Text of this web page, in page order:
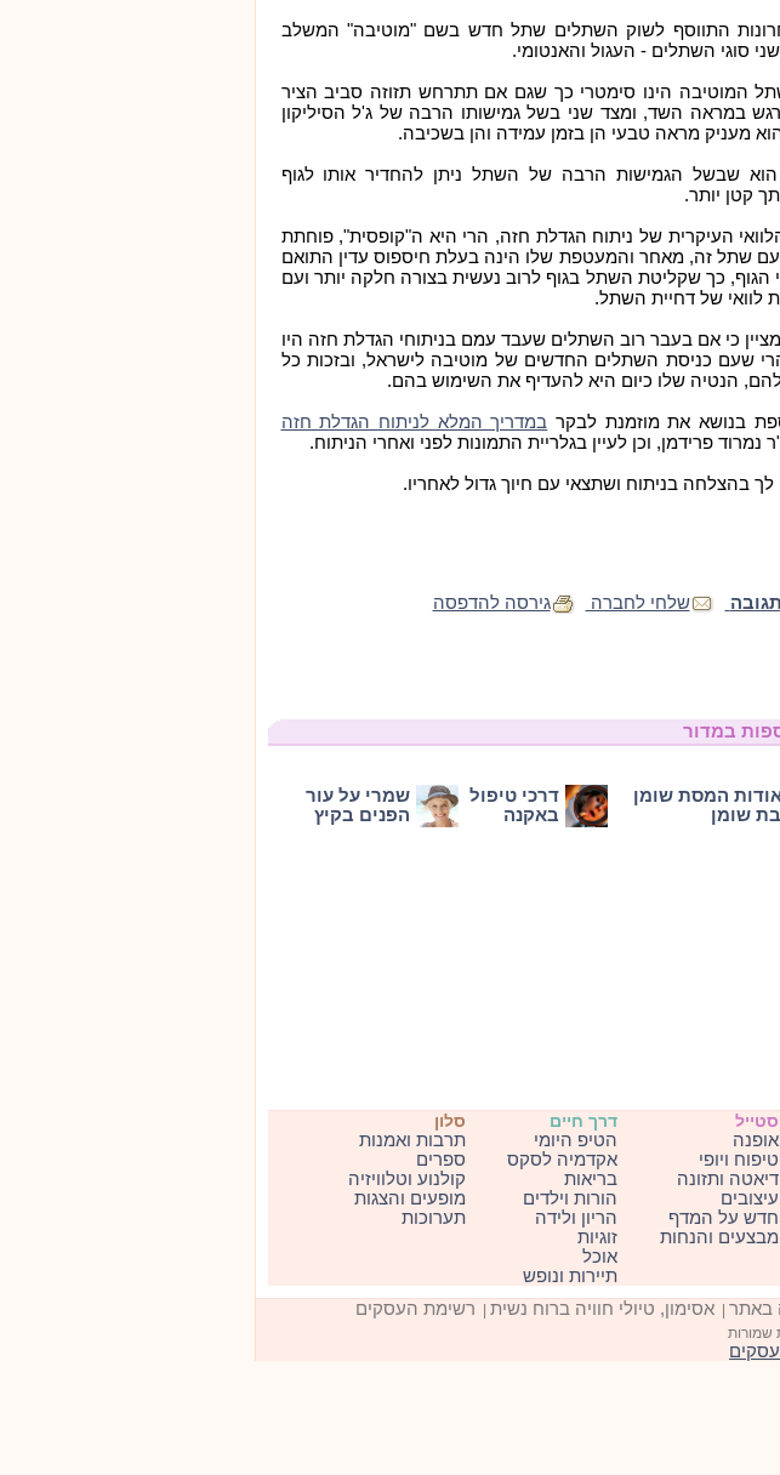
התווסף לשוק השתלים שתל חדש בשם "מוטיבה" המשלב
סוגי השתלים - העגול והאנטומי.
המוטיבה הינו סימטרי כך שגם אם תתרחש תזוזה סביב הציר
במראה השד, ומצד שני בשל גמישותו הרבה של ג'ל הסיליקון
מעניק מראה טבעי הן בזמן עמידה והן בשכיבה.
הוא שבשל הגמישות הרבה של השתל ניתן להחדיר אותו לגוף
קטן יותר.
העיקרית של ניתוח הגדלת חזה, הרי היא ה"קופסית", פוחתת
שתל זה, מאחר והמעטפת שלו הינה בעלת חיספוס עדין התואם
הגוף, כך שקליטת השתל בגוף לרוב נעשית בצורה חלקה יותר ועם
לוואי של דחיית השתל.
כי אם בעבר רוב השתלים שעבד עמם בניתוחי הגדלת חזה היו
שעם כניסת השתלים החדשים של מוטיבה לישראל, ובזכות כל
הנטיה שלו כיום היא להעדיף את השימוש בהם.
בנושא את מוזמנת לבקר במדריך המלא לניתוח הגדלת חזה
פרידמן, וכן לעיין בגלריית התמונות לפני ואחרי הניתוח.
בהצלחה בניתוח ושתצאי עם חיוך גדול לאחריו.
שלחי לחברה גירסה להדפסה
במדור
המסת שומן
שומן
דרכי טיפול
באקנה
שמרי על עור
הפנים בקיץ
סטייל
אופנה
טיפוח ויופי
דיאטה ותזונה
עיצובים
חדש על המדף
מבצעים והנחות
דרך חיים
הטיפ היומי
אקדמיה לסקס
בריאות
הורות וילדים
הריון ולידה
זוגיות
אוכל
תיירות ונופש
סלון
תרבות ואמנות
ספרים
קולנוע וטלוויזיה
מופעים והצגות
תערוכות
באתר |אסימון, טיולי חוויה ברוח נשית רשימת העסקים
שמורות